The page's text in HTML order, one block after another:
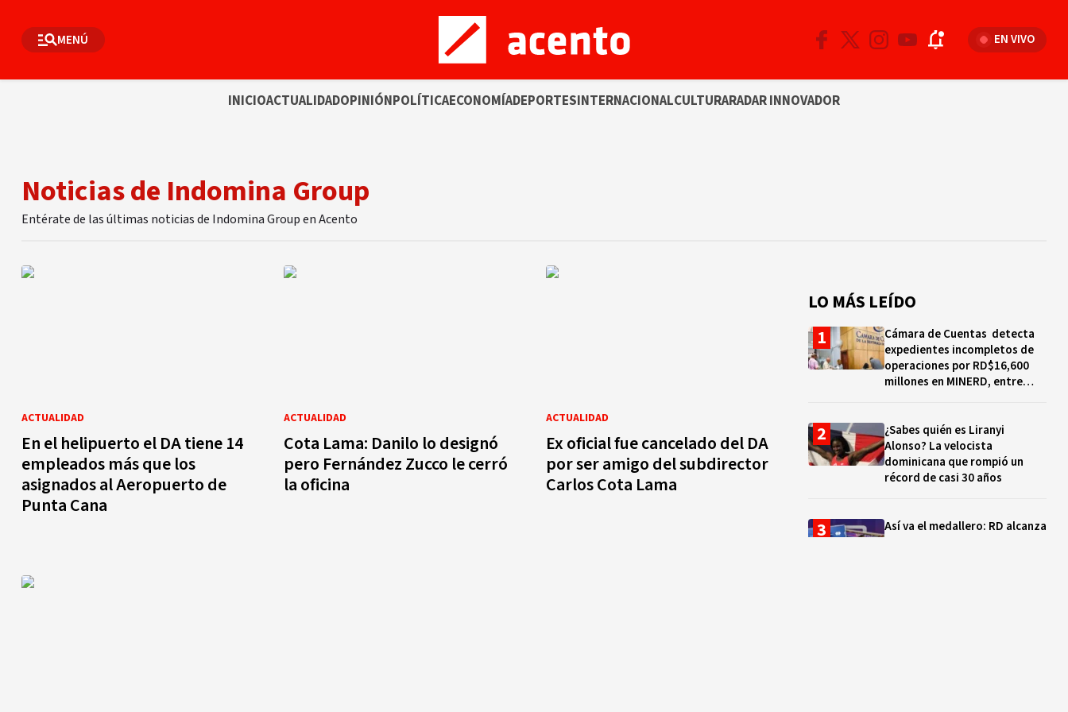
MENÚ EN VIVO
INICIOACTUALIDADOPINIÓNPOLÍTICAECONOMÍADEPORTESINTERNACIONALCULTURARADAR INNOVADOR
Noticias de Indomina Group
Entérate de las últimas noticias de Indomina Group en Acento
ACTUALIDAD
En el helipuerto el DA tiene 14
empleados más que los
asignados al Aeropuerto de
Punta Cana
ACTUALIDAD
Cota Lama: Danilo lo designó
pero Fernández Zucco le cerró
la oficina
ACTUALIDAD
Ex oficial fue cancelado del DA
por ser amigo del subdirector
Carlos Cota Lama
LO MÁS LEÍDO
Cámara de Cuentas detecta
expedientes incompletos de
operaciones por RD$16,600
millones en MINERD, entre
¿Sabes quién es Liranyi
Alonso? La velocista
dominicana que rompió un
récord de casi 30 años
Así va el medallero: RD alcanza